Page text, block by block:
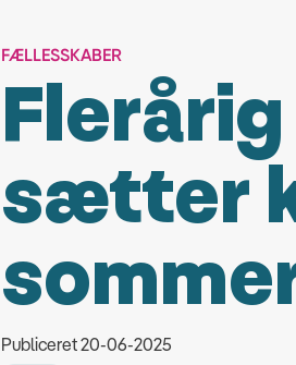
FÆLLESSKABER
sætter
Publiceret 20-06-2025